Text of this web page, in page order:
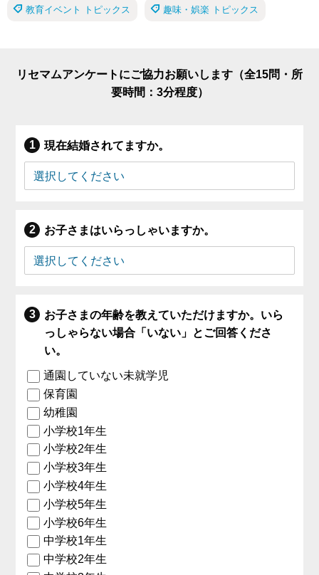
教育イベント トピックス 趣味・娯楽 トピックス
リセマムアンケートにご協力お願いします（全15問・所
要時間：3分程度）
現在結婚されてますか。
お子さまはいらっしゃいますか。
お子さまの年齢を教えていただけますか。いら
っしゃらない場合「いない」とご回答くださ
い。
通園していない未就学児
保育園
幼稚園
小学校1年生
小学校2年生
小学校3年生
小学校4年生
小学校5年生
小学校6年生
中学校1年生
中学校2年生